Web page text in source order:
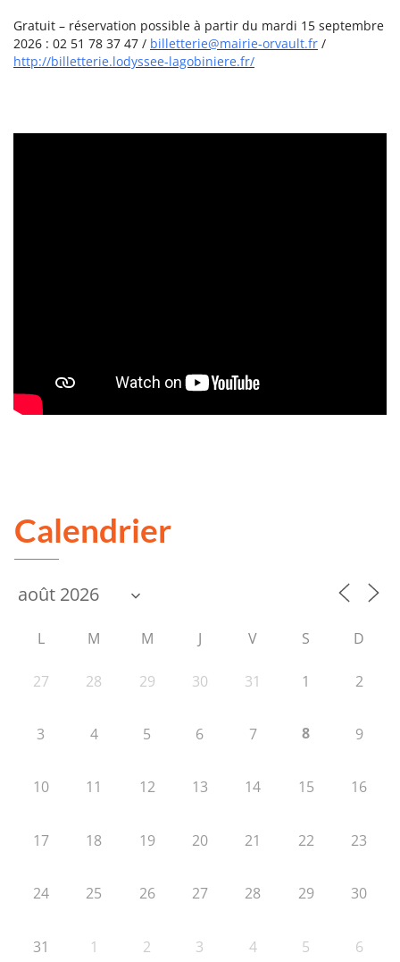
Gratuit – réservation possible à partir du mardi 15 septembre
2026 : 02 51 78 37 47 / billetterie@mairie-orvault.fr /
http://billetterie.lodyssee-lagobiniere.fr/
Calendrier
L M M J V S D
27 28 29 30 31 1 2
3 4 5 6 7 8 9
10 11 12 13 14 15 16
17 18 19 20 21 22 23
24 25 26 27 28 29 30
31 1 2 3 4 5 6